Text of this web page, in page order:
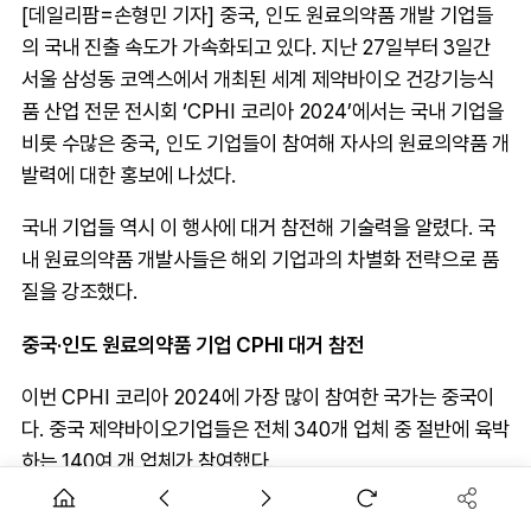
[데일리팜=손형민 기자] 중국, 인도 원료의약품 개발 기업들
의 국내 진출 속도가 가속화되고 있다. 지난 27일부터 3일간
서울 삼성동 코엑스에서 개최된 세계 제약바이오 건강기능식
품 산업 전문 전시회 ‘CPHI 코리아 2024’에서는 국내 기업을
비롯 수많은 중국, 인도 기업들이 참여해 자사의 원료의약품 개
발력에 대한 홍보에 나섰다.
국내 기업들 역시 이 행사에 대거 참전해 기술력을 알렸다. 국
내 원료의약품 개발사들은 해외 기업과의 차별화 전략으로 품
질을 강조했다.
중국·인도 원료의약품 기업 CPHI 대거 참전
이번 CPHI 코리아 2024에 가장 많이 참여한 국가는 중국이
다. 중국 제약바이오기업들은 전체 340개 업체 중 절반에 육박
하는 140여 개 업체가 참여했다.